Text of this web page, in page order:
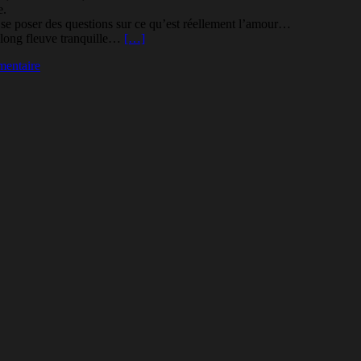
poser des questions sur ce qu’est réellement l’amour…
long fleuve tranquille… […]